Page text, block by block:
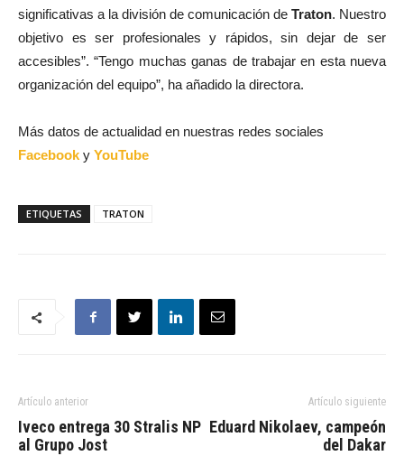
significativas a la división de comunicación de Traton. Nuestro
objetivo es ser profesionales y rápidos, sin dejar de ser
accesibles”. “Tengo muchas ganas de trabajar en esta nueva
organización del equipo”, ha añadido la directora.
Más datos de actualidad en nuestras redes sociales
Facebooky YouTube
ETIQUETAS TRATON
Artículo anterior
Iveco entrega 30 Stralis NP
al Grupo Jost
Artículo siguiente
Eduard Nikolaev, campeón
del Dakar